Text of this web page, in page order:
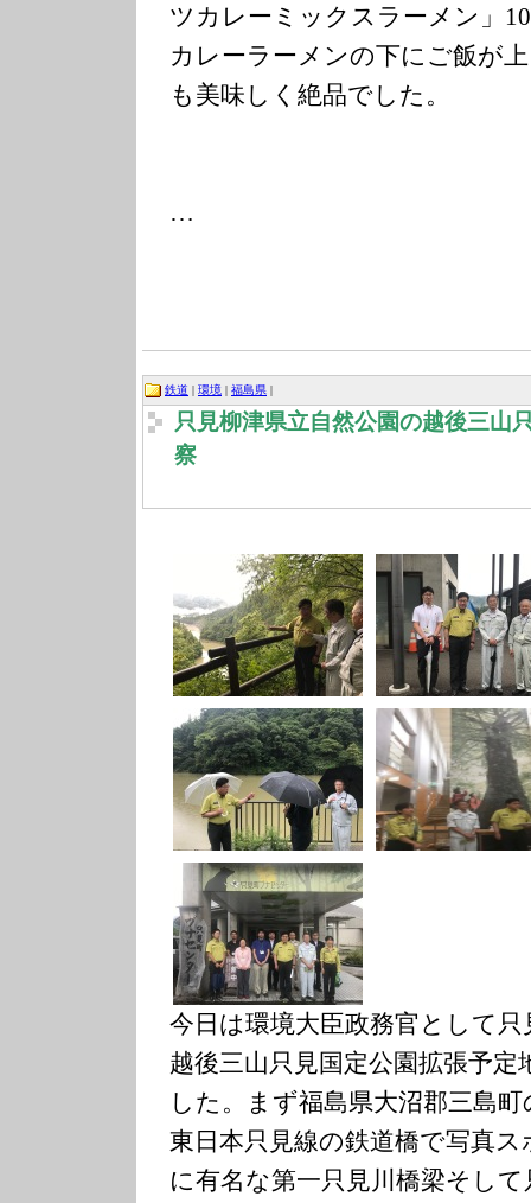
ツカレーミックスラーメン」
カレーラーメンの下にご飯が
も美味しく絶品でした。
…
鉄道 | 環境 | 福島県 |
只見柳津県立自然公園の越後三山
察
今日は環境大臣政務官として
越後三山只見国定公園拡張予
した。まず福島県大沼郡三島
東日本只見線の鉄道橋で写真
に有名な第一只見川橋梁そし